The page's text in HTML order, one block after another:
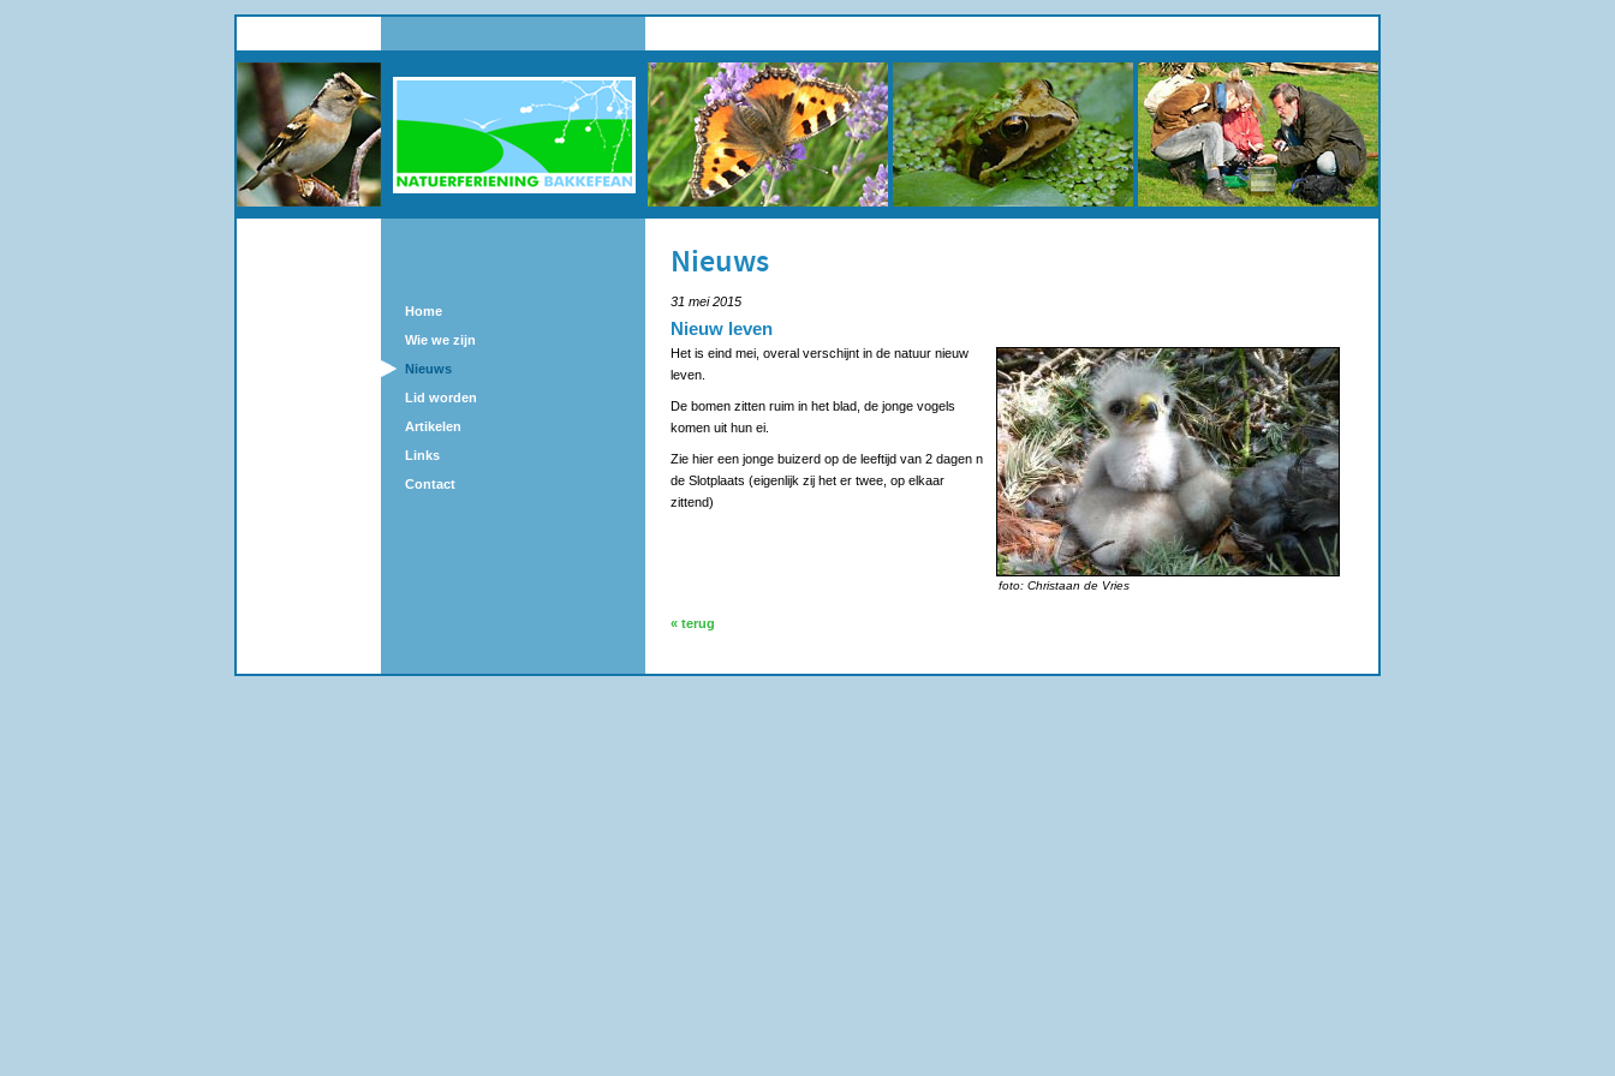
Home
Wie we zijn
Nieuws
Lid worden
Artikelen
Links
Contact
Nieuws
31 mei 2015
Nieuw leven
foto: Christaan de Vries
Het is eind mei, overal verschijnt in de natuur nieuw
leven.
De bomen zitten ruim in het blad, de jonge vogels
komen uit hun ei.
Zie hier een jonge buizerd op de leeftijd van 2 dagen n
de Slotplaats (eigenlijk zij het er twee, op elkaar
zittend)
« terug